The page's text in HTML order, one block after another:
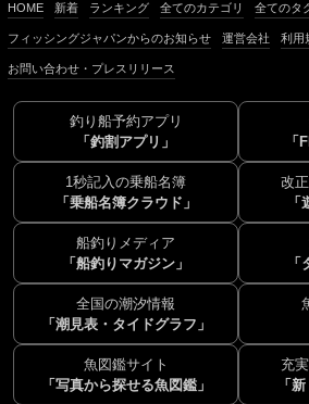
HOME 新着 ランキング 全てのカテゴリ 全てのタ
フィッシングジャパンからのお知らせ 運営会社 利用
お問い合わせ・プレスリリース
釣り船予約アプリ
「釣割アプリ」
「
1秒記入の乗船名簿
「乗船名簿クラウド」
改
船釣りメディア
「船釣りマガジン」
全国の潮汐情報
「潮見表・タイドグラフ」
魚図鑑サイト
「写真から探せる魚図鑑」
充
「